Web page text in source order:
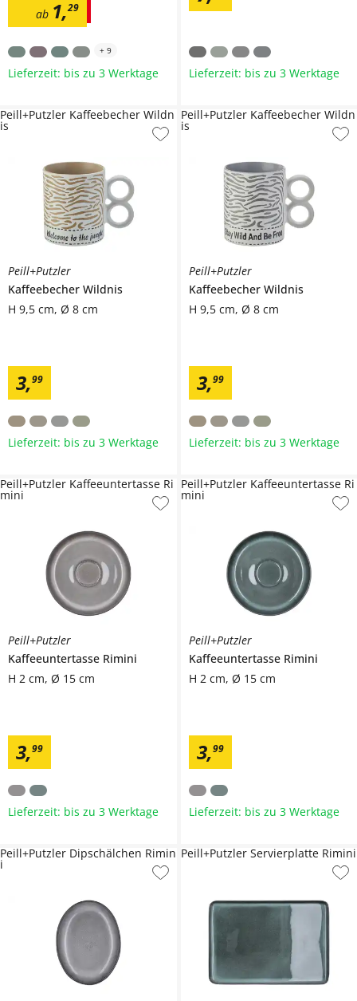
ab 1,29
+ 9
Lieferzeit: bis zu 3 Werktage Lieferzeit: bis zu 3 Werktage
Peill+Putzler
Kaffeebecher Wildnis
H 9,5 cm, Ø 8 cm
3,99
Peill+Putzler Kaffeebecher Wildn
is
Lieferzeit: bis zu 3 Werktage
Peill+Putzler
Kaffeebecher Wildnis
H 9,5 cm, Ø 8 cm
3,99
Peill+Putzler Kaffeebecher Wildn
is
Lieferzeit: bis zu 3 Werktage
Peill+Putzler
Kaffeeuntertasse Rimini
H 2 cm, Ø 15 cm
3,99
Peill+Putzler Kaffeeuntertasse Ri
mini
Lieferzeit: bis zu 3 Werktage
Peill+Putzler
Kaffeeuntertasse Rimini
H 2 cm, Ø 15 cm
3,99
Peill+Putzler Kaffeeuntertasse Ri
mini
Lieferzeit: bis zu 3 Werktage
Peill+Putzler Dipschälchen Rimin
i
Peill+Putzler Servierplatte Rimini